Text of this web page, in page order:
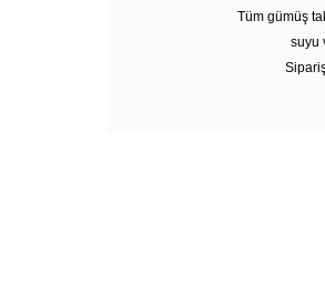
Tüm gümüş
suyu